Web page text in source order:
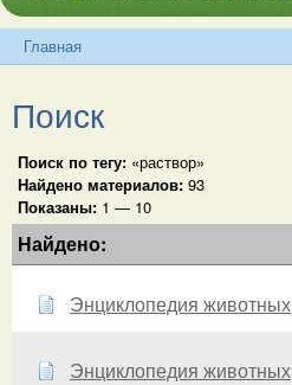
Главная
Поиск
Поиск по тегу: «раствор»
Найдено материалов: 93
Показаны: 1 — 10
Найдено:
Энциклопедия животных
Энциклопедия животных